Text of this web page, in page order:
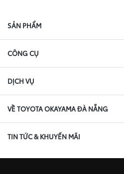
SẢN PHẨM
CÔNG CỤ
DỊCH VỤ
VỀ TOYOTA OKAYAMA ĐÀ NẴNG
TIN TỨC & KHUYẾN MÃI